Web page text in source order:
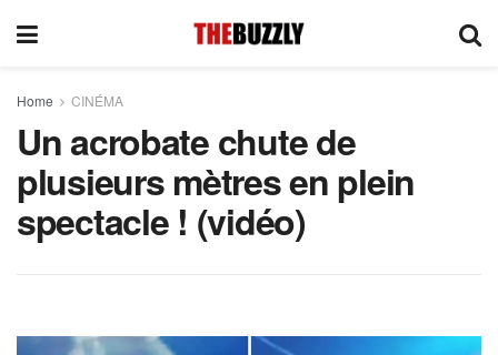
Home CINÉMA
Un acrobate chute de
plusieurs mètres en plein
spectacle ! (vidéo)